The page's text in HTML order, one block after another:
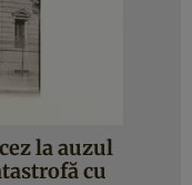
la auzul
cu